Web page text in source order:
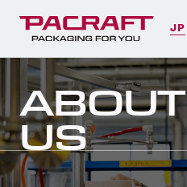
JP
ABOUT
US